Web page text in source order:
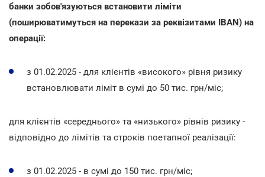
банки зобов'язуються встановити ліміти
(поширюватимуться на перекази за реквізитами IBAN) на
операції:
з 01.02.2025 - для клієнтів «високого» рівня ризику
встановлювати ліміт в сумі до 50 тис. грн/міс;
для клієнтів «середнього» та «низького» рівнів ризику -
відповідно до лімітів та строків поетапної реалізації:
з 01.02.2025 - в сумі до 150 тис. грн/міс;